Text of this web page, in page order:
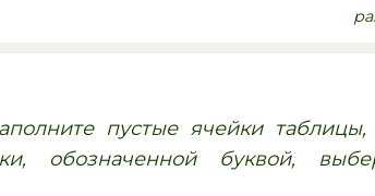
пустые ячейки
обозначенной буквой,